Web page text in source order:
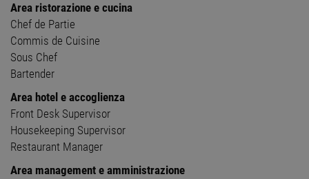
Area ristorazione e cucina
Chef de Partie
Commis de Cuisine
Sous Chef
Bartender
Area hotel e accoglienza
Front Desk Supervisor
Housekeeping Supervisor
Restaurant Manager
Area management e amministrazione